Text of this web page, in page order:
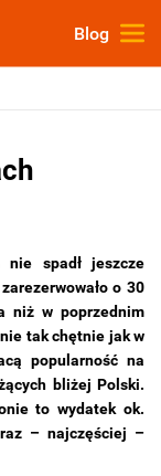
Blog
spadł jeszcze
o 30
niż w poprzednim
tak chętnie jak w
popularność na
bliżej Polski.
to wydatek ok.
– najczęściej –